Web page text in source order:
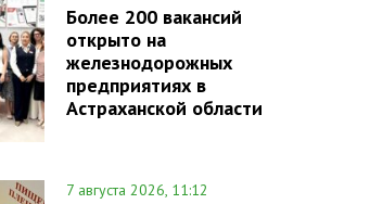
Более 200 вакансий
открыто на
железнодорожных
предприятиях в
Астраханской области
7 августа 2026, 11:12